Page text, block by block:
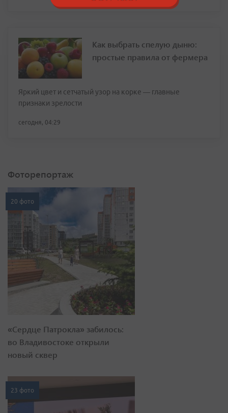
Как выбрать спелую дыню:
простые правила от фермера
Яркий цвет и сетчатый узор на корке — главные
признаки зрелости
сегодня, 04:29
Фоторепортаж
20 фото
«Сердце Патрокла» забилось:
во Владивостоке открыли
новый сквер
23 фото